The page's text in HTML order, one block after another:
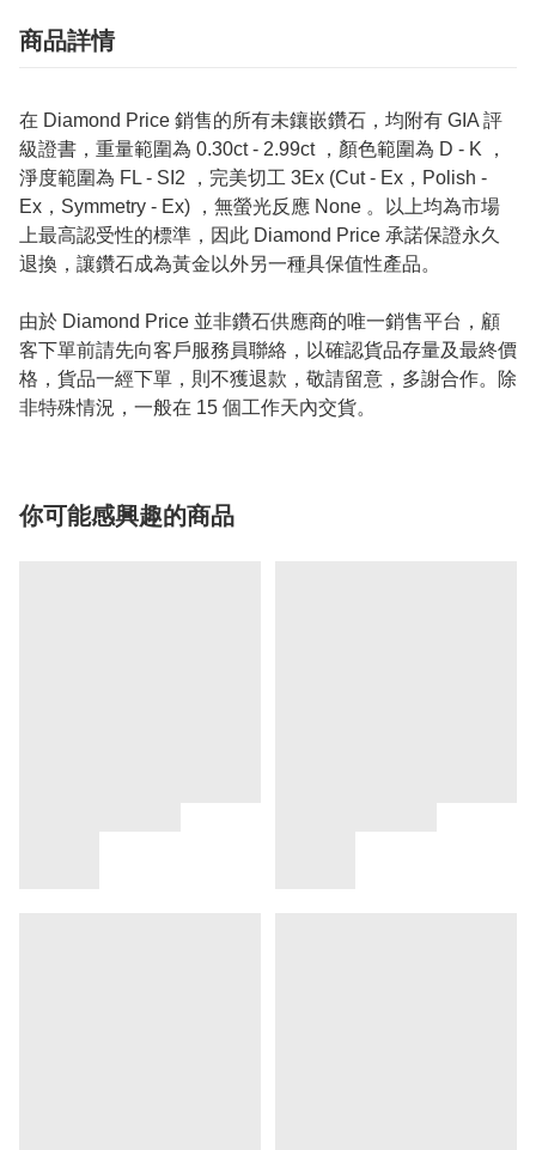
商品詳情
在 Diamond Price 銷售的所有未鑲嵌鑽石，均附有 GIA 評
級證書，重量範圍為 0.30ct - 2.99ct ，顏色範圍為 D - K ，
淨度範圍為 FL - SI2 ，完美切工 3Ex (Cut - Ex，Polish -
Ex，Symmetry - Ex) ，無螢光反應 None 。以上均為市場
上最高認受性的標準，因此 Diamond Price 承諾保證永久
退換，讓鑽石成為黃金以外另一種具保值性產品。
由於 Diamond Price 並非鑽石供應商的唯一銷售平台，顧
客下單前請先向客戶服務員聯絡，以確認貨品存量及最終價
格，貨品一經下單，則不獲退款，敬請留意，多謝合作。除
非特殊情況，一般在 15 個工作天內交貨。
你可能感興趣的商品